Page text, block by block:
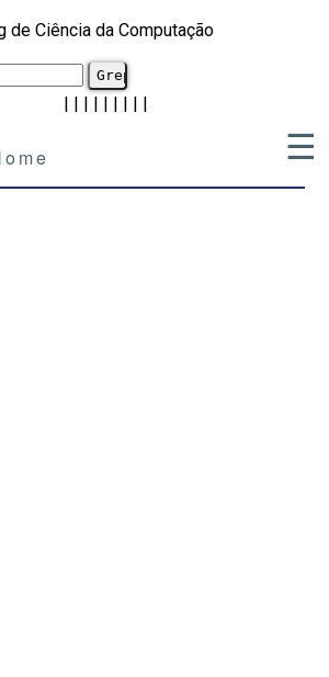
| | | | | | | | |
☰